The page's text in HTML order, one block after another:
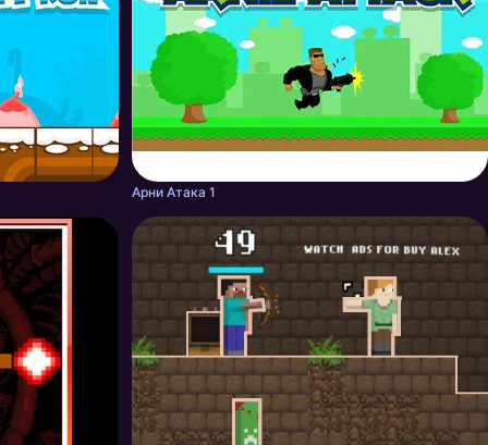
Арни Атака 1